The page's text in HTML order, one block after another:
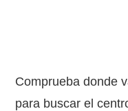
Comprueba donde
para buscar el